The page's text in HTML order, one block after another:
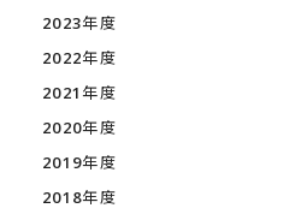
2023年度
2022年度
2021年度
2020年度
2019年度
2018年度